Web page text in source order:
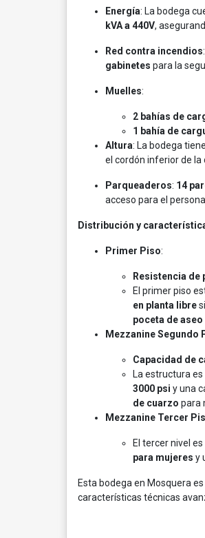
Energía: La bodega
kVA a 440V,
Red contra incendios
gabinetes para la
Muelles:
2 bahías de
1 bahía de
Altura: La bodega
el cordón inferior de la
Parqueaderos: 14
acceso para el
Distribución y
Primer Piso:
Resistencia de
El primer piso
en planta libre
poceta de aseo
Mezzanine Segundo
Capacidad de
La estructura es
3000 psi y una
de cuarzo para
Mezzanine Tercer
El tercer nivel es
para mujeres y
Esta bodega en Mosquera
características técnicas